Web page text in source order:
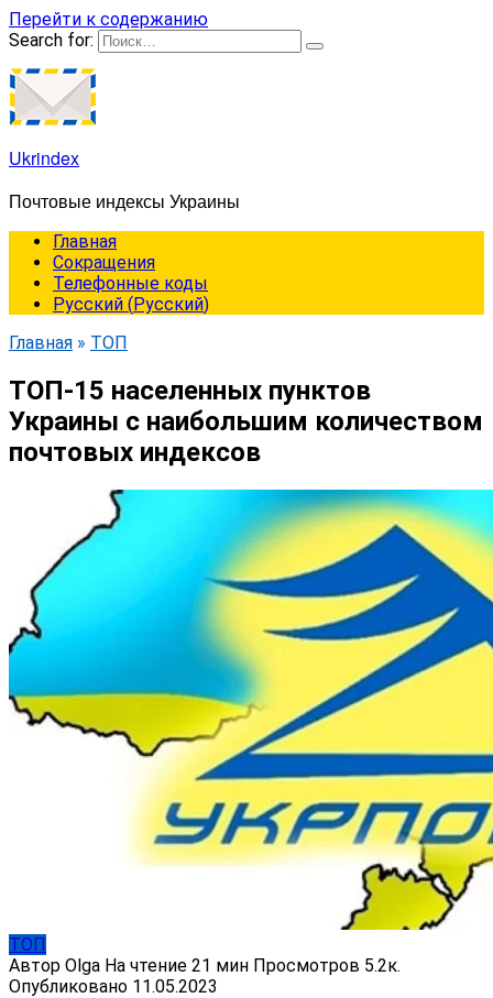
Перейти к содержанию
Search for:
Ukrindex
Почтовые индексы Украины
Главная
Сокращения
Телефонные коды
Русский (Русский)
Главная » ТОП
ТОП-15 населенных пунктов
Украины с наибольшим количеством
почтовых индексов
ТОП
Автор Olga На чтение 21 мин Просмотров 5.2к.
Опубликовано 11.05.2023